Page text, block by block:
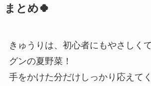
まとめ🍀
きゅうりは、初心者にもやさしく
グンの夏野菜！
手をかけた分だけしっかり応えて